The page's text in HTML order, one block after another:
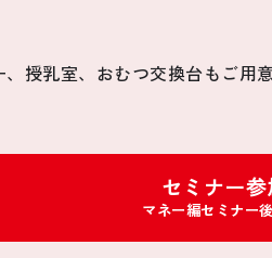
、授乳室、おむつ交換台もご用
セミナー
マネー編セミナー